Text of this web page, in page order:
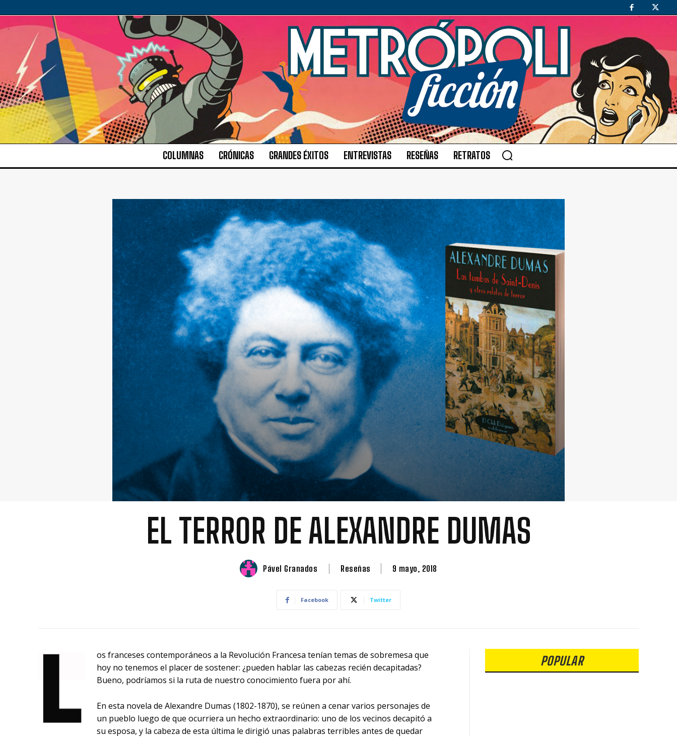
COLUMNAS CRÓNICAS GRANDES ÉXITOS ENTREVISTAS RESEÑAS RETRATOS
EL TERROR DE ALEXANDRE DUMAS
Pável Granados Reseñas 9 mayo, 2018
Facebook Twitter
os franceses contemporáneos a la Revolución Francesa tenían temas de sobremesa que
hoy no tenemos el placer de sostener: ¿pueden hablar las cabezas recién decapitadas?
Bueno, podríamos si la ruta de nuestro conocimiento fuera por ahí.
En esta novela de Alexandre Dumas (1802-1870), se reúnen a cenar varios personajes de
un pueblo luego de que ocurriera un hecho extraordinario: uno de los vecinos decapitó a
su esposa, y la cabeza de esta última le dirigió unas palabras terribles antes de quedar
POPULAR